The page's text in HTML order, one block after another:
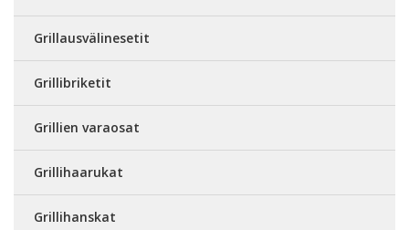
Grillausvälinesetit
Grillibriketit
Grillien varaosat
Grillihaarukat
Grillihanskat